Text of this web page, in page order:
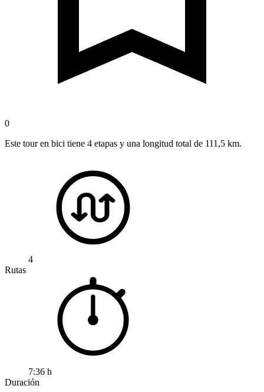
0
Este tour en bici tiene 4 etapas y una longitud total de 111,5 km.
4
Rutas
7:36 h
Duración